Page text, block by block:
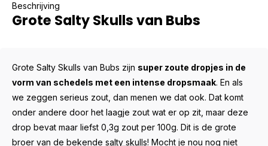
Beschrijving
Grote Salty Skulls van Bubs
Grote Salty Skulls van Bubs zijn super zoute dropjes in de
vorm van schedels met een intense dropsmaak. En als
we zeggen serieus zout, dan menen we dat ook. Dat komt
onder andere door het laagje zout wat er op zit, maar deze
drop bevat maar liefst 0,3g zout per 100g. Dit is de grote
broer van de bekende salty skulls! Mocht je nou nog niet